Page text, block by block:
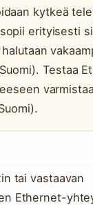
kytkeä
erityisesti
Testaa
tai vastaavan
Ethernet-